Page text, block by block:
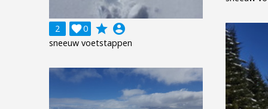
2 0
 grade account_circle
sneeuw voetstappen